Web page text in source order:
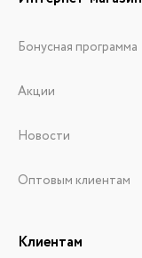
Бонусная программа
Акции
Новости
Оптовым клиентам
Клиентам